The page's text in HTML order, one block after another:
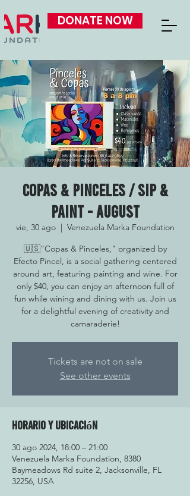
DONATE NOW
Copas & Pinceles / Sip &
Paint - August
vie, 30 ago
  |
Venezuela Marka Foundation
🇺🇸"Copas & Pinceles," organized by
Efecto Pincel, is a social gathering centered
around art, featuring painting and wine. For
only $40, you can enjoy an afternoon full of
fun while wining and dining with us. Join us
for a delightful evening of creativity and
camaraderie!
Tickets are not on sale
See other events
Horario y ubicación
30 ago 2024, 18:00 – 21:00
Venezuela Marka Foundation, 8380
Baymeadows Rd suite 2, Jacksonville, FL
32256, USA